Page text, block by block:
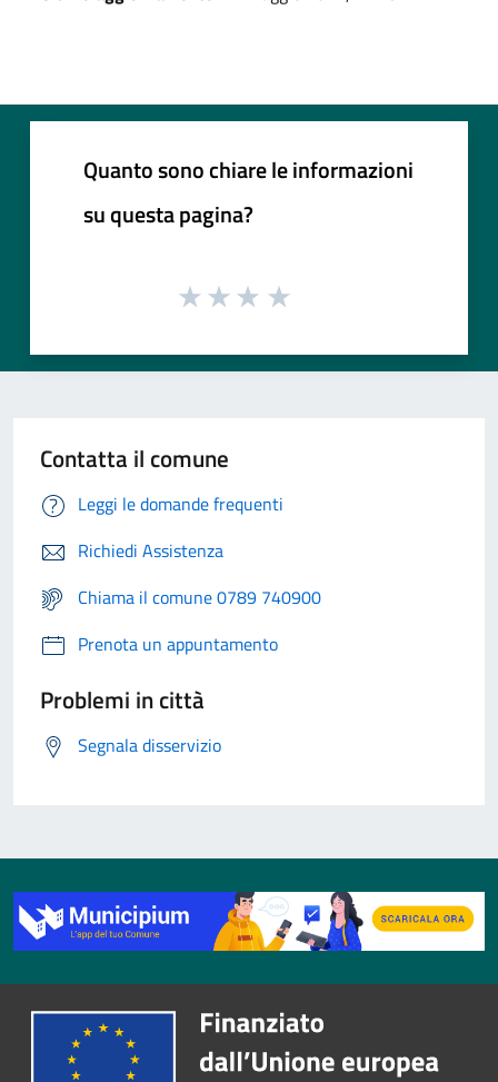
Quanto sono chiare le informazioni
su questa pagina?
Contatta il comune
Leggi le domande frequenti
Richiedi Assistenza
Chiama il comune 0789 740900
Prenota un appuntamento
Problemi in città
Segnala disservizio